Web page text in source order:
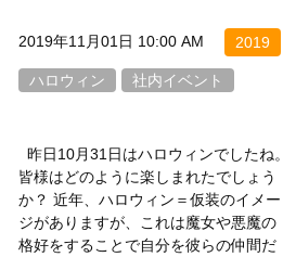
2019年11月01日 10:00 AM 2019
ハロウィン 社内イベント
昨日10月31日はハロウィンでしたね。
皆様はどのように楽しまれたでしょう
か？ 近年、ハロウィン＝仮装のイメー
ジがありますが、これは魔女や悪魔の
格好をすることで自分を彼らの仲間だ